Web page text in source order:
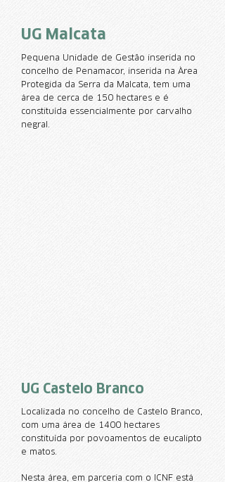
UG Malcata
Pequena Unidade de Gestão inserida no
concelho de Penamacor, inserida na Àrea
Protegida da Serra da Malcata, tem uma
área de cerca de 150 hectares e é
constituída essencialmente por carvalho
negral.
UG Castelo Branco
Localizada no concelho de Castelo Branco,
com uma área de 1400 hectares
constituída por povoamentos de eucalipto
e matos.
Nesta área, em parceria com o ICNF está